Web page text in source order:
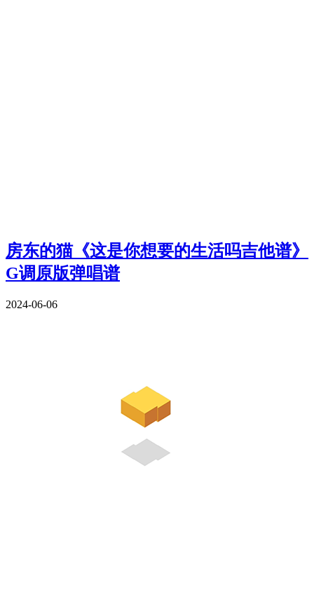
房东的猫《这是你想要的生活吗吉他谱》
G调原版弹唱谱
2024-06-06